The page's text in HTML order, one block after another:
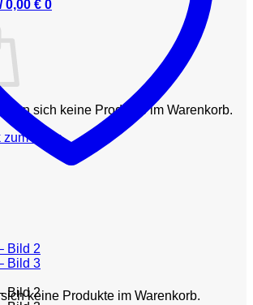
0,00 € 0
sich keine Produkte im Warenkorb.
zum Shop
keine Produkte im Warenkorb.